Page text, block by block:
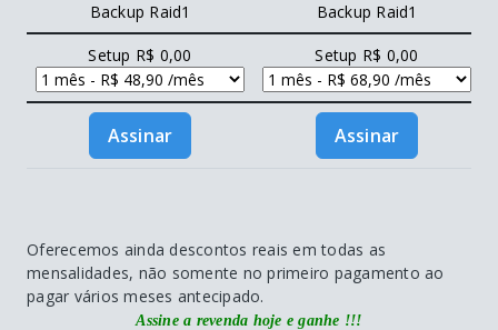
Backup Raid1 Backup Raid1
Setup R$ 0,00 Setup R$ 0,00
Assinar Assinar
Oferecemos ainda descontos reais em todas as
mensalidades, não somente no primeiro pagamento ao
pagar vários meses antecipado.
Assine a revenda hoje e ganhe !!!